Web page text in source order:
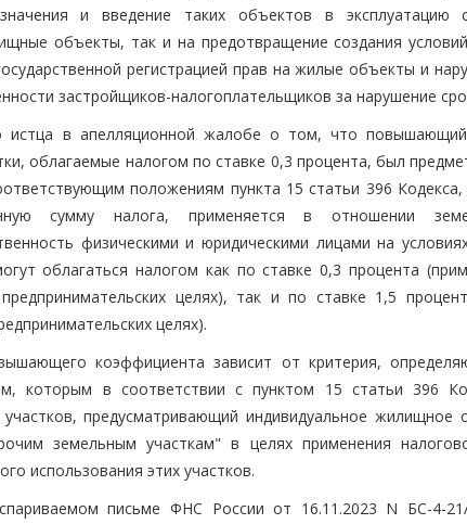
и введение таких объектов в эксплуатацию с
объекты, так и на предотвращение создания
регистрацией прав на жилые объекты и
застройщиков-налогоплательщиков за нарушение
истца в апелляционной жалобе о том, что
облагаемые налогом по ставке 0,3 процента, был
положениям пункта 15 статьи 396
сумму налога, применяется в отношении
физическими и юридическими лицами на
облагаться налогом как по ставке 0,3 процента
целях), так и по ставке 1,5
целях).
коэффициента зависит от критерия,
которым в соответствии с пунктом 15 статьи 396
предусматривающий индивидуальное жилищное
земельным участкам" в целях применения
использования этих участков.
письме ФНС России от 16.11.2023 N БС-4-21/